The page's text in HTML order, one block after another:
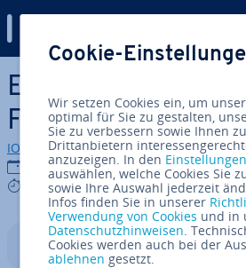
Zum Haupt­in­halt springen
Excel: Die
Funktion erklärt
IONOS Redaktion
19.09.2019
8 mins
AufAuf
In­halts­ver­zeich­nis
Cookie-
Wir setzen Cookies ein, um
optimal für Sie zu gestalten,
Sie zu verbessern sowie Ihnen
Drittanbietern
anzuzeigen. In den Einstellungen
auswählen, welche Cookies Sie
sowie Ihre Auswahl jederzeit
Infos finden Sie in unserer
Verwendung von Cookies und in
Datenschutzhinweisen.
Cookies werden auch bei der
ablehnen gesetzt.